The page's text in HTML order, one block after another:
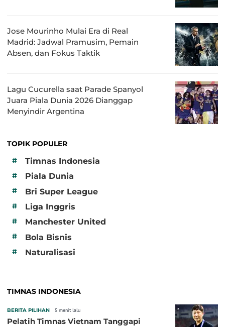
Jose Mourinho Mulai Era di Real
Madrid: Jadwal Pramusim, Pemain
Absen, dan Fokus Taktik
Lagu Cucurella saat Parade Spanyol
Juara Piala Dunia 2026 Dianggap
Menyindir Argentina
TOPIK POPULER
#
Timnas Indonesia
# Piala Dunia
# Bri Super League
# Liga Inggris
# Manchester United
# Bola Bisnis
# Naturalisasi
TIMNAS INDONESIA
BERITA PILIHAN 5 menit lalu
Pelatih Timnas Vietnam Tanggapi